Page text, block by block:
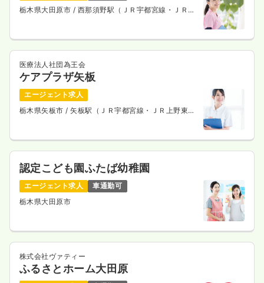
栃木県大田原市 / 西那須野駅（ＪＲ宇都宮線・ＪＲ上
医療法人社団為王会
ケアプラザ矢板
エージェント求人
栃木県矢板市 / 矢板駅（ＪＲ宇都宮線・ＪＲ上野東京
認定こども園ふたば幼稚園
エージェント求人
車通勤可
栃木県大田原市
株式会社ヴァティー
ふるさとホーム大田原